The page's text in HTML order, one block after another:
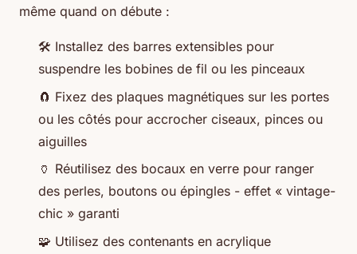
même quand on débute :
🛠️ Installez des barres extensibles pour
suspendre les bobines de fil ou les pinceaux
🧲 Fixez des plaques magnétiques sur les portes
ou les côtés pour accrocher ciseaux, pinces ou
aiguilles
🏺 Réutilisez des bocaux en verre pour ranger
des perles, boutons ou épingles - effet « vintage-
chic » garanti
🧩 Utilisez des contenants en acrylique